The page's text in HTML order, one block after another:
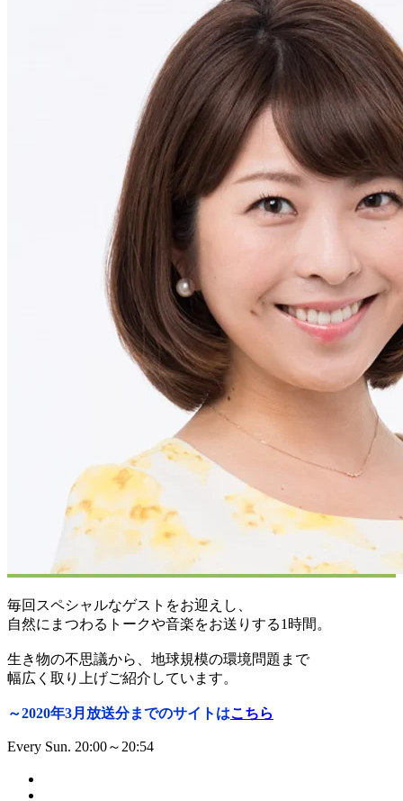
毎回スペシャルなゲストをお迎えし、
自然にまつわるトークや音楽をお送りする1時間。
生き物の不思議から、地球規模の環境問題まで
幅広く取り上げご紹介しています。
～2020年3月放送分までのサイトはこちら
Every Sun. 20:00～20:54